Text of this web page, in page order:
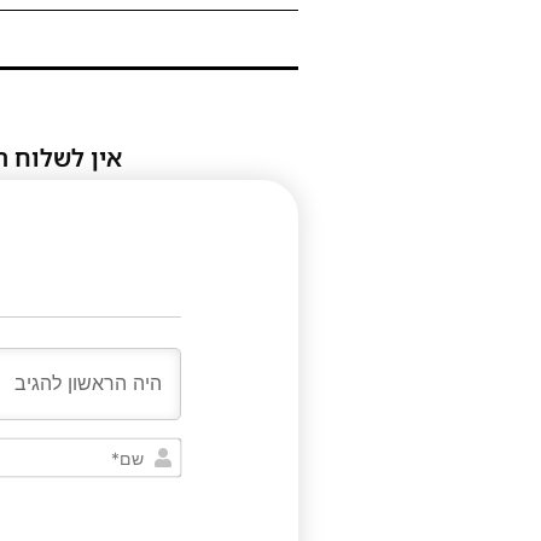
אין לשלוח